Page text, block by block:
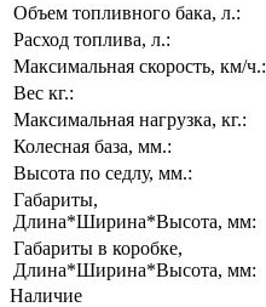
Объем топливного бака, л.:
Расход топлива, л.:
Максимальная скорость, км/ч.:
Вес кг.:
Максимальная нагрузка, кг.:
Колесная база, мм.:
Высота по седлу, мм.:
Габариты,
Длина*Ширина*Высота, мм:
Габариты в коробке,
Длина*Ширина*Высота, мм:
Наличие